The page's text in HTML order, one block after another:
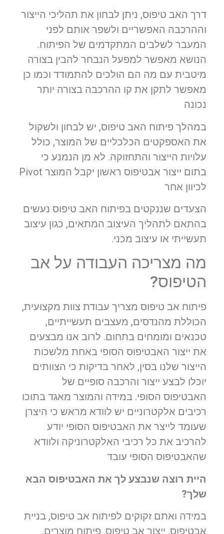
דרך האב טיפוס, ניתן לבחון את תהליכי הייצור
וההרכבה האפשריים ולשפר אותם לפני
המעבר לשלבים המתקדמים של הפיתוח.
הנושא מאפשר למפעל הנבחר להבין בצורה
מיטבית עם מה הם הולכים להתמודד וכמו כן
מאפשר לתקן את קו ההרכבה בצורה יותר
נכונה
במהלך פיתוח האב טיפוס, יש לבחון ולשקול
את האספקטים הכלכליים של המוצר, כולל
עלויות הייצור והתחזוקה. לא מן הנמנע כי
בתום ייצור אבטיפוס ראשון יקבל המוצר Pivot
לכיוון אחר
הצעדים שננקטים בפיתוח האב טיפוס נעשים
בהתאם לתהליך העיצוב המתאים, כגון עיצוב
תעשייתי או עיצוב מכני.
מה מצריכה העבודה על אב
הטיפוס?
פיתוח אב טיפוס מצריך עבודת צוות מקצועית,
הכוללת מהנדסים, מעצבים תעשייתיים,
טכנאים ומומחים בתחום. לרוב אנו מבצעים
את ייצור האבטיפוס הסופי באחת מלשכות
הייצור שלנו בסין, לאחר בדיקות כי הצוותים
יוכלו לבצע ייצור והרכבה סופיים של
האבטיפוס הסופי. במידה והמוצר מאגד בתוכו
רכיבים אלקטרוניים יש לוודא מראש כי היצרן
שעומד לייצר את האבטיפוס הסופי יודע
להרכיב את כל רכיבי האלקטרוניקה ולוודא
שהאבטיפוס הסופי עובד
היית רוצה שנבצע לך את האבטיפוס הבא
שלך?
במידה ואתם זקוקים לפיתוח אב טיפוס, בניית
אבטיפוס, ייצור אב טיפוס, פיתוח מוצרים,